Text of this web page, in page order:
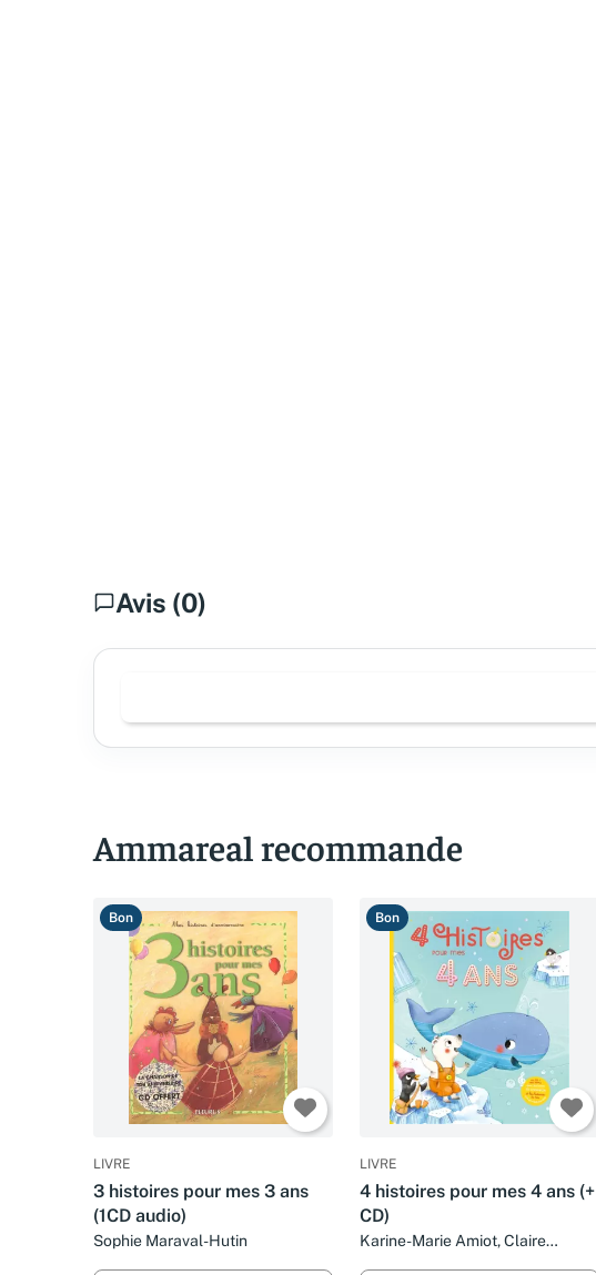
Avis (0)
Ammareal recommande
Bon
LIVRE
3 histoires pour mes 3 ans
(1CD audio)
Sophie Maraval-Hutin
Bon
LIVRE
4 histoires pour mes 4 ans (+
CD)
Karine-Marie Amiot, Claire